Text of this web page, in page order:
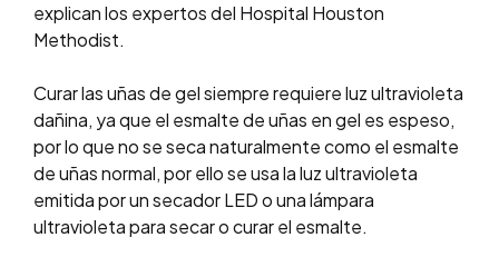
explican los expertos del Hospital Houston
Methodist.
Curar las uñas de gel siempre requiere luz ultravioleta
dañina, ya que el esmalte de uñas en gel es espeso,
por lo que no se seca naturalmente como el esmalte
de uñas normal, por ello se usa la luz ultravioleta
emitida por un secador LED o una lámpara
ultravioleta para secar o curar el esmalte.